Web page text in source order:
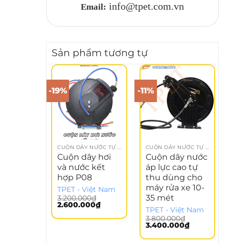
Email: info@tpet.com.vn
Sản phẩm tương tự
-19%
CUỘN DÂY NƯỚC TỰ THU
Cuộn dây hơi
và nước kết
hợp P08
TPET - Việt Nam
3.200.000₫
Giá
là:
2.600.000₫Giá
tại
-11%
CUỘN DÂY NƯỚC TỰ THU
Cuộn dây nước
áp lực cao tự
thu dùng cho
máy rửa xe 10-
35 mét
TPET - Việt Nam
3.800.000₫
Giá
là:
3.400.000₫Giá
hiện
tại